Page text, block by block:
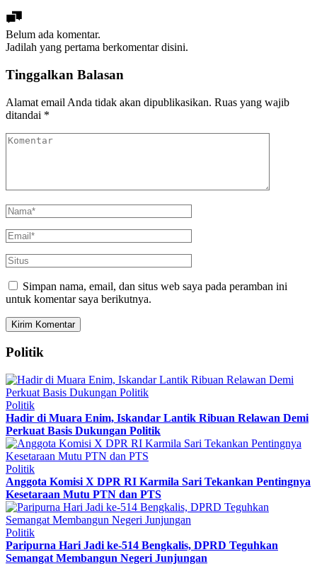
Belum ada komentar.
Jadilah yang pertama berkomentar disini.
Tinggalkan Balasan
Alamat email Anda tidak akan dipublikasikan. Ruas yang wajib
ditandai *
Simpan nama, email, dan situs web saya pada peramban ini
untuk komentar saya berikutnya.
Politik
Politik
Hadir di Muara Enim, Iskandar Lantik Ribuan Relawan Demi
Perkuat Basis Dukungan Politik
Politik
Anggota Komisi X DPR RI Karmila Sari Tekankan Pentingnya
Kesetaraan Mutu PTN dan PTS
Politik
Paripurna Hari Jadi ke-514 Bengkalis, DPRD Teguhkan
Semangat Membangun Negeri Junjungan